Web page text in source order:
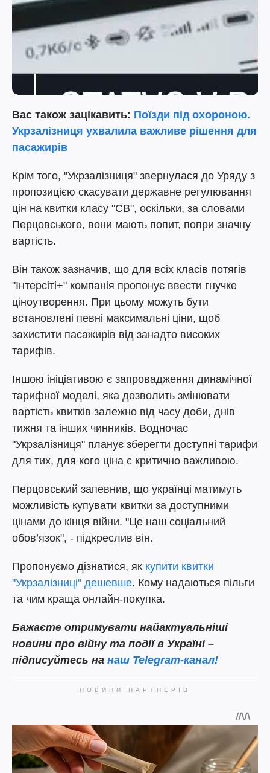
Вас також зацікавить: Поїзди під охороною.
Укрзалізниця ухвалила важливе рішення для
пасажирів
Крім того, "Укрзалізниця" звернулася до Уряду з
пропозицією скасувати державне регулювання
цін на квитки класу "СВ", оскільки, за словами
Перцовського, вони мають попит, попри значну
вартість.
Він також зазначив, що для всіх класів потягів
"Інтерсіті+" компанія пропонує ввести гнучке
ціноутворення. При цьому можуть бути
встановлені певні максимальні ціни, щоб
захистити пасажирів від занадто високих
тарифів.
Іншою ініціативою є запровадження динамічної
тарифної моделі, яка дозволить змінювати
вартість квитків залежно від часу доби, днів
тижня та інших чинників. Водночас
"Укрзалізниця" планує зберегти доступні тарифи
для тих, для кого ціна є критично важливою.
Перцовський запевнив, що українці матимуть
можливість купувати квитки за доступними
цінами до кінця війни. "Це наш соціальний
обов’язок", - підкреслив він.
Пропонуємо дізнатися, як купити квитки
"Укрзалізниці" дешевше. Кому надаються пільги
та чим краща онлайн-покупка.
Бажаєте отримувати найактуальніші
новини про війну та події в Україні –
підписуйтесь на наш Telegram-канал!